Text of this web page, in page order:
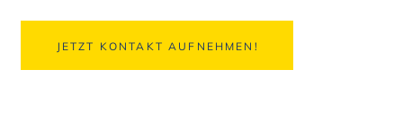
JETZT KONTAKT AUFNEHMEN!